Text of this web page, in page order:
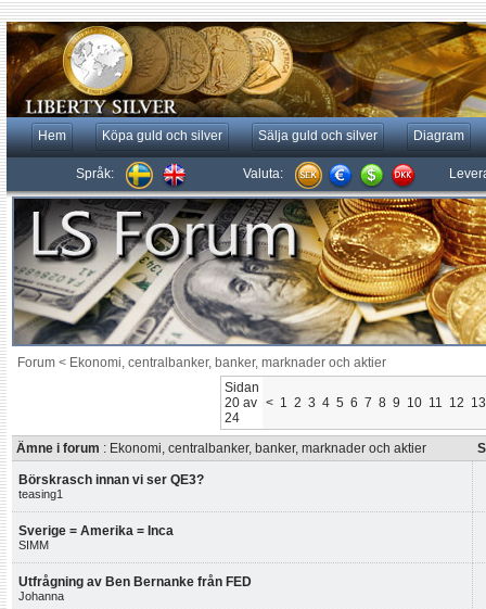
Hem Köpa guld och silver Sälja guld och silver Diagram
Språk: Valuta:
Forum < Ekonomi, centralbanker, banker, marknader och aktier
Sidan
20 av
24
< 1 2 3 4 5 6 7 8 9 10 11 12 13
Ämne i forum : Ekonomi, centralbanker, banker, marknader och aktier
Börskrasch innan vi ser QE3?
teasing1
Sverige = Amerika = Inca
SIMM
Utfrågning av Ben Bernanke från FED
Johanna